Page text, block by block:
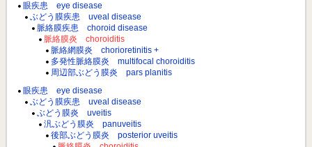
眼疾患 eye disease
ぶどう膜疾患 uveal disease
脈絡膜疾患 choroid disease
脈絡膜炎 choroiditis
脈絡網膜炎 chorioretinitis +
多発性脈絡膜炎 multifocal choroiditis
周辺部ぶどう膜炎 pars planitis
眼疾患 eye disease
ぶどう膜疾患 uveal disease
ぶどう膜炎 uveitis
汎ぶどう膜炎 panuveitis
後部ぶどう膜炎 posterior uveitis